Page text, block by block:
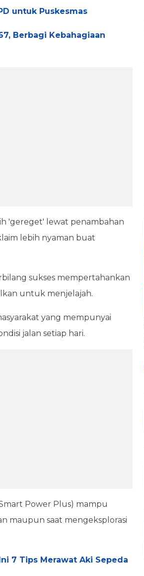
untuk Puskesmas
Berbagi Kebahagiaan
'gereget' lewat penambahan
lebih nyaman buat
sukses mempertahankan
untuk menjelajah.
yang mempunyai
jalan setiap hari.
Power Plus) mampu
maupun saat mengeksplorasi
7 Tips Merawat Aki Sepeda